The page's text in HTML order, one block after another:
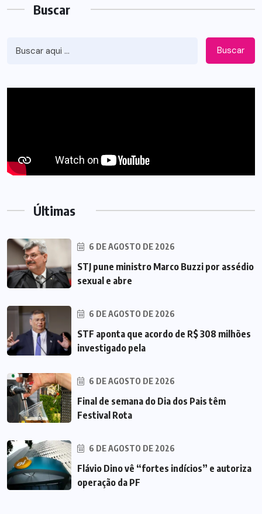
Buscar
Buscar
Últimas
6 DE AGOSTO DE 2026
STJ pune ministro Marco Buzzi por assédio
sexual e abre
6 DE AGOSTO DE 2026
STF aponta que acordo de R$ 308 milhões
investigado pela
6 DE AGOSTO DE 2026
Final de semana do Dia dos Pais têm
Festival Rota
6 DE AGOSTO DE 2026
Flávio Dino vê “fortes indícios” e autoriza
operação da PF